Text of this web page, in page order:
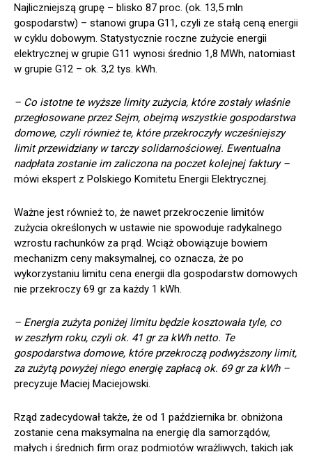
Najliczniejszą grupę – blisko 87 proc. (ok. 13,5 mln
gospodarstw) – stanowi grupa G11, czyli ze stałą ceną energii
w cyklu dobowym. Statystycznie roczne zużycie energii
elektrycznej w grupie G11 wynosi średnio 1,8 MWh, natomiast
w grupie G12 – ok. 3,2 tys. kWh.
– Co istotne te wyższe limity zużycia, które zostały właśnie
przegłosowane przez Sejm, obejmą wszystkie gospodarstwa
domowe, czyli również te, które przekroczyły wcześniejszy
limit przewidziany w tarczy solidarnościowej. Ewentualna
nadpłata zostanie im zaliczona na poczet kolejnej faktury –
mówi ekspert z Polskiego Komitetu Energii Elektrycznej.
Ważne jest również to, że nawet przekroczenie limitów
zużycia określonych w ustawie nie spowoduje radykalnego
wzrostu rachunków za prąd. Wciąż obowiązuje bowiem
mechanizm ceny maksymalnej, co oznacza, że po
wykorzystaniu limitu cena energii dla gospodarstw domowych
nie przekroczy 69 gr za każdy 1 kWh.
– Energia zużyta poniżej limitu będzie kosztowała tyle, co
w zeszłym roku, czyli ok. 41 gr za kWh netto. Te
gospodarstwa domowe, które przekroczą podwyższony limit,
za zużytą powyżej niego energię zapłacą ok. 69 gr za kWh –
precyzuje Maciej Maciejowski.
Rząd zadecydował także, że od 1 października br. obniżona
zostanie cena maksymalna na energię dla samorządów,
małych i średnich firm oraz podmiotów wrażliwych, takich jak